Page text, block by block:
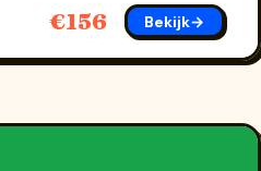
€156 Bekijk→